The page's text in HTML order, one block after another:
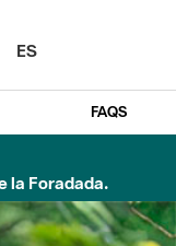
ES
FAQS
la Foradada.